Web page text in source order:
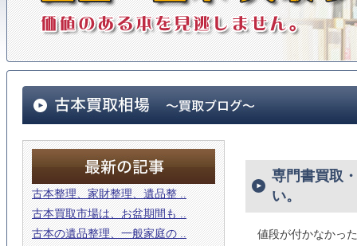
古本整理、家財整理、遺品整 ..
古本買取市場は、お盆期間も ..
古本の遺品整理、一般家庭の ..
専門書買取
い。
値段が付かなかっ